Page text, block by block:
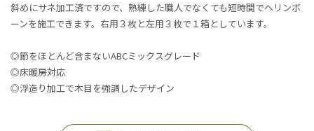
斜めにサネ加工済ですので、熟練した職人でなくても短時間でヘリンボ
ーンを施工できます。右用３枚と左用３枚で１箱としています。
◎節をほとんど含まないABCミックスグレード
◎床暖房対応
◎浮造り加工で木目を強調したデザイン